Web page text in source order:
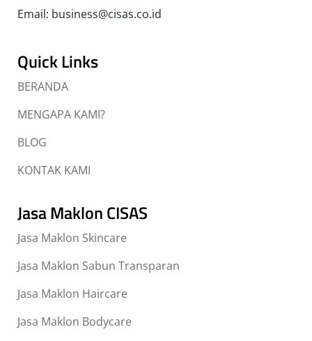
Email: business@cisas.co.id
Quick Links
BERANDA
MENGAPA KAMI?
BLOG
KONTAK KAMI
Jasa Maklon CISAS
Jasa Maklon Skincare
Jasa Maklon Sabun Transparan
Jasa Maklon Haircare
Jasa Maklon Bodycare